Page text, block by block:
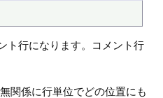
ト行になります。コメント行
関係に行単位でどの位置にも